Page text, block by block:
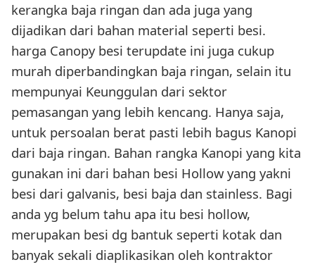
kerangka baja ringan dan ada juga yang
dijadikan dari bahan material seperti besi.
harga Canopy besi terupdate ini juga cukup
murah diperbandingkan baja ringan, selain itu
mempunyai Keunggulan dari sektor
pemasangan yang lebih kencang. Hanya saja,
untuk persoalan berat pasti lebih bagus Kanopi
dari baja ringan. Bahan rangka Kanopi yang kita
gunakan ini dari bahan besi Hollow yang yakni
besi dari galvanis, besi baja dan stainless. Bagi
anda yg belum tahu apa itu besi hollow,
merupakan besi dg bantuk seperti kotak dan
banyak sekali diaplikasikan oleh kontraktor